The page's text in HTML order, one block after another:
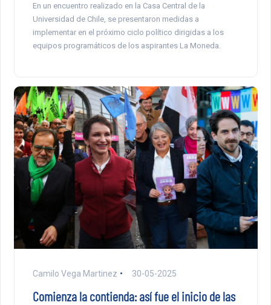
En un encuentro realizado en la Casa Central de la
Universidad de Chile, se presentaron medidas a
implementar en el próximo ciclo político dirigidas a los
equipos programáticos de los aspirantes La Moneda.
Camilo Vega Martinez 30-05-2025
Comienza la contienda: así fue el inicio de las